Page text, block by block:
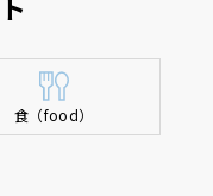
食（food）